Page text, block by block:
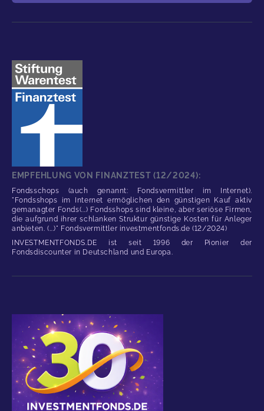
EMPFEHLUNG VON FINANZTEST (12/2024):
Fondsschops (auch genannt: Fondsvermittler im Internet).
"Fondsshops im Internet ermöglichen den günstigen Kauf aktiv
gemanagter Fonds(...) Fondsshops sind kleine, aber seriöse Firmen,
die aufgrund ihrer schlanken Struktur günstige Kosten für Anleger
anbieten. (...)" Fondsvermittler investmentfonds.de (12/2024)
INVESTMENTFONDS.DE ist seit 1996 der Pionier der
Fondsdiscounter in Deutschland und Europa.